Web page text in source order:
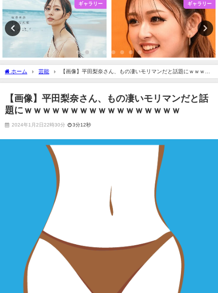
ギャラリー ギャラリー
ホーム 芸能
【画像】平田梨奈さん、もの凄いモリマンだと話題にｗｗｗｗ
ｗｗｗｗｗｗｗｗｗｗｗｗｗ
【画像】平田梨奈さん、もの凄いモリマンだと話
題にｗｗｗｗｗｗｗｗｗｗｗｗｗｗｗｗｗ
2024年1月2日22時30分 3分12秒